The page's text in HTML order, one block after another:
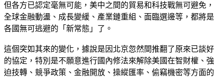
但各方已認定毫無可能，美中之間的貿易和科技戰無可避免，
全球金融動盪、成長變緩、產業鏈重組、面臨選邊等，都將是
各國無可逃避的「新常態」了。
這個突如其來的變化，據說是因北京忽然間推翻了原來已談好
的協定，特別是不願意進行國內修法來解除美國在智財權、強
迫技轉、競爭政策、金融開放、操縱匯率、偷竊機密等方面的